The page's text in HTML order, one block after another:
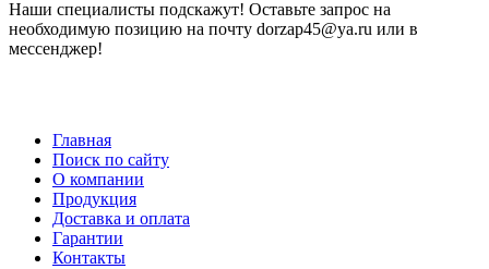
Наши специалисты подскажут! Оставьте запрос на
необходимую позицию на почту dorzap45@ya.ru или в
мессенджер!
Меню
подвале
Главная
Поиск по сайту
О компании
Продукция
Доставка и оплата
Гарантии
Контакты